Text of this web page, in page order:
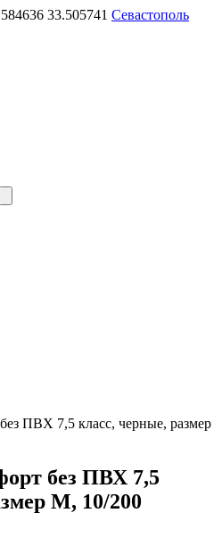
33.505741 Севастополь
ПВХ 7,5 класс, черные, размер
без ПВХ 7,5
М, 10/200